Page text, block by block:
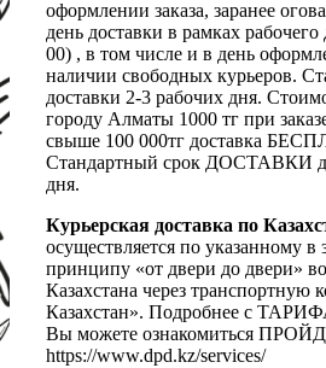
оформлении заказа, заранее
день доставки в рамках
00) , в том числе и в день
наличии свободных курьеров.
доставки 2-3 рабочих дня.
городу Алматы 1000 тг при
свыше 100 000тг доставка
Стандартный срок ДОСТАВКИ
дня.
Курьерская доставка по
осуществляется по указанному в
принципу «от двери до двери»
Казахстана через транспортную
Казахстан». Подробнее с
Вы можете ознакомиться
https://www.dpd.kz/services/